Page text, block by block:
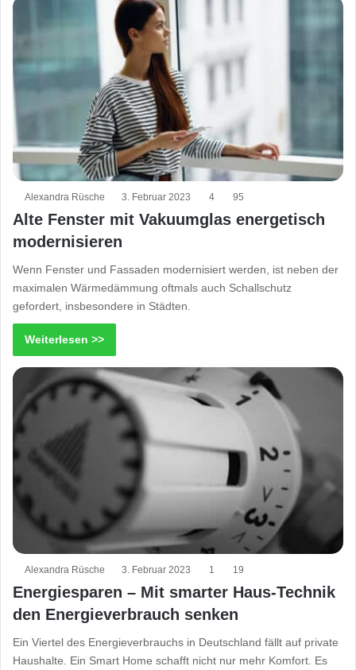
Alexandra Rüsche 3. Februar 2023 4 95
Alte Fenster mit Vakuumglas energetisch
modernisieren
Wenn Fenster und Fassaden modernisiert werden, ist neben der
maximalen Wärmedämmung oftmals auch Schallschutz
gefordert, insbesondere in Städten.
Weiterlesen >>
Alexandra Rüsche 3. Februar 2023 1 19
Energiesparen – Mit smarter Haus-Technik
den Energieverbrauch senken
Ein Viertel des Energieverbrauchs in Deutschland fällt auf private
Haushalte. Ein Smart Home schafft nicht nur mehr Komfort. Es